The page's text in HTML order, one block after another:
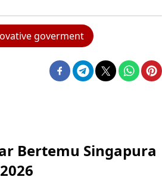
goverment
Bertemu Singapura